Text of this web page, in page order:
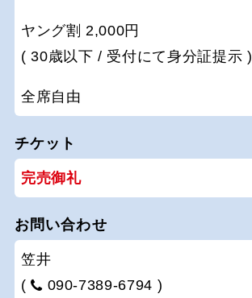
ヤング割 2,000円
( 30歳以下 / 受付にて身分証提示 )
全席自由
チケット
完売御礼
お問い合わせ
笠井
(
090-7389-6794 )